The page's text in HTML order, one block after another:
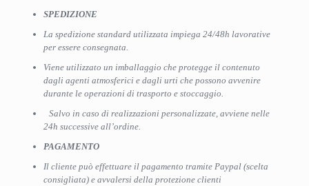
SPEDIZIONE
La spedizione standard utilizzata impiega 24/48h lavorative
per essere consegnata.
Viene utilizzato un imballaggio che protegge il contenuto
dagli agenti atmosferici e dagli urti che possono avvenire
durante le operazioni di trasporto e stoccaggio.
Salvo in caso di realizzazioni personalizzate, avviene nelle
24h successive all’ordine.
PAGAMENTO
Il cliente può effettuare il pagamento tramite Paypal (scelta
consigliata) e avvalersi della protezione clienti